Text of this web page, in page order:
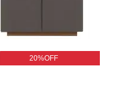
20%OFF